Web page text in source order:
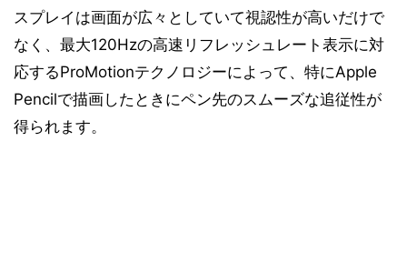
スプレイは画面が広々としていて視認性が高いだけで
なく、最大120Hzの高速リフレッシュレート表示に対
応するProMotionテクノロジーによって、特にApple
Pencilで描画したときにペン先のスムーズな追従性が
得られます。